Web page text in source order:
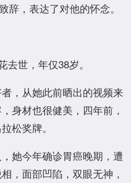
辞，表达了对他的怀念。
世，年仅38岁。
，从她此前晒出的视频来
身材也很健美，四年前，
松奖牌。
她今年确诊胃癌晚期，遭
，面部凹陷，双眼无神，